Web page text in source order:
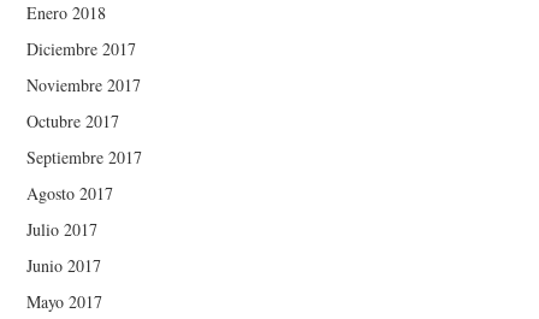
Enero 2018
Diciembre 2017
Noviembre 2017
Octubre 2017
Septiembre 2017
Agosto 2017
Julio 2017
Junio 2017
Mayo 2017